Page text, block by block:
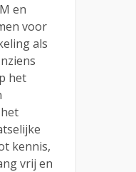
en
voor
als
het
kennis,
vrij en